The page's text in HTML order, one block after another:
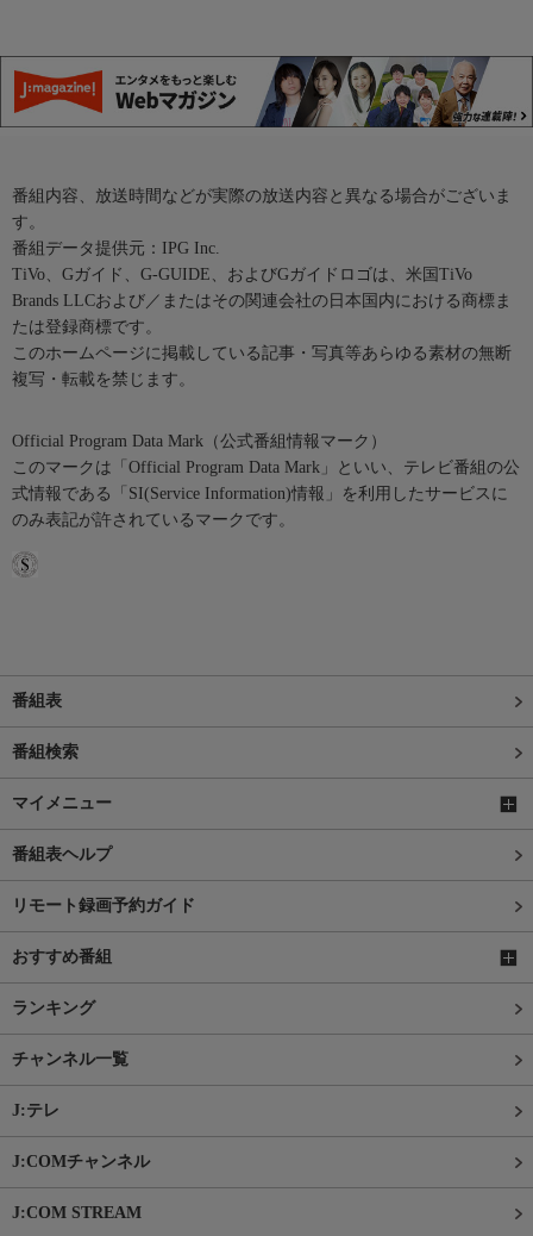
番組内容、放送時間などが実際の放送内容と異なる場合がございま
す。
番組データ提供元：IPG Inc.
TiVo、Gガイド、G-GUIDE、およびGガイドロゴは、米国TiVo
Brands LLCおよび／またはその関連会社の日本国内における商標ま
たは登録商標です。
このホームページに掲載している記事・写真等あらゆる素材の無断
複写・転載を禁じます。
Official Program Data Mark（公式番組情報マーク）
このマークは「Official Program Data Mark」といい、テレビ番組の公
式情報である「SI(Service Information)情報」を利用したサービスに
のみ表記が許されているマークです。
番組表
番組検索
マイメニュー
番組表ヘルプ
リモート録画予約ガイド
おすすめ番組
ランキング
チャンネル一覧
J:テレ
J:COMチャンネル
J:COM STREAM